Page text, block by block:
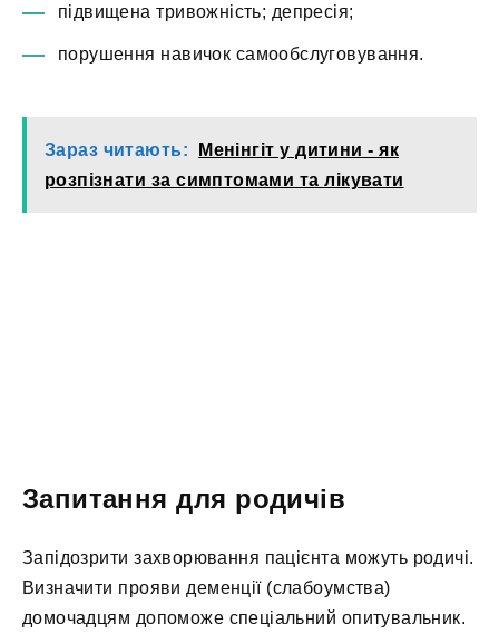
підвищена тривожність; депресія;
порушення навичок самообслуговування.
Зараз читають:
Менінгіт у дитини - як
розпізнати за симптомами та лікувати
Запитання для родичів
Запідозрити захворювання пацієнта можуть родичі.
Визначити прояви деменції (слабоумства)
домочадцям допоможе спеціальний опитувальник.